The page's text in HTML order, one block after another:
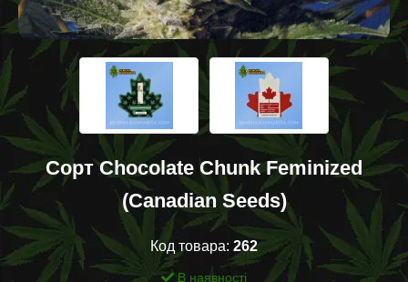
Сорт Chocolate Chunk Feminized
(Canadian Seeds)
Код товара: 262
В наявності